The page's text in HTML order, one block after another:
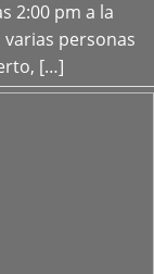
2:00 pm a la
varias personas
[…]